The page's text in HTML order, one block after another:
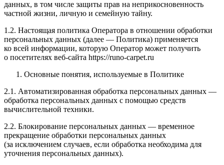
данных, в том числе защиты прав на неприкосновенность
частной жизни, личную и семейную тайну.
1.2. Настоящая политика Оператора в отношении обработки
персональных данных (далее — Политика) применяется
ко всей информации, которую Оператор может получить
о посетителях веб-сайта https://runo-carpet.ru
Основные понятия, используемые в Политике
2.1. Автоматизированная обработка персональных данных —
обработка персональных данных с помощью средств
вычислительной техники.
2.2. Блокирование персональных данных — временное
прекращение обработки персональных данных
(за исключением случаев, если обработка необходима для
уточнения персональных данных).